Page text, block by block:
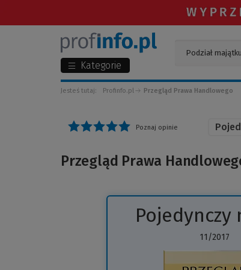
Kategorie
Jesteś tutaj: Profinfo.pl Przegląd Prawa Handlowego
Poznaj opinie
Przegląd Prawa
Pojedynczy
11/2017